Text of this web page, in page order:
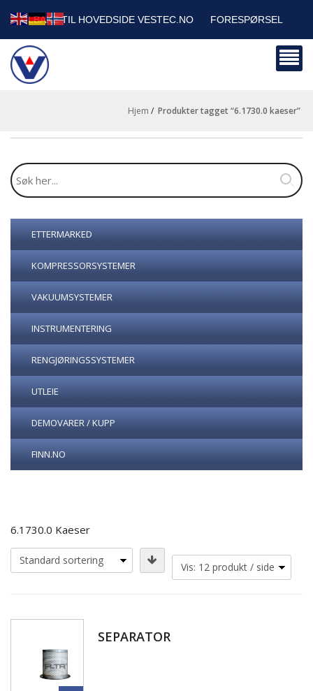
TILBAKE TIL HOVEDSIDE VESTEC.NO FORESPØRSEL
HANDLEVOGN
BEDRIFTSKUNDER
Hjem / produkter tagget “6.1730.0 kaeser”
ETTERMARKED
KOMPRESSORSYSTEMER
VAKUUMSYSTEMER
INSTRUMENTERING
RENGJØRINGSSYSTEMER
UTLEIE
DEMOVARER / KUPP
FINN.NO
6.1730.0 Kaeser
SEPARATOR